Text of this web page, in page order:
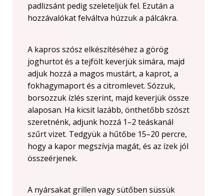
padlizsánt pedig szeleteljük fel. Ezután a
hozzávalókat felváltva húzzuk a pálcákra.
A kapros szósz elkészítéséhez a görög
joghurtot és a tejfölt keverjük simára, majd
adjuk hozzá a magos mustárt, a kaprot, a
fokhagymaport és a citromlevet. Sózzuk,
borsozzuk ízlés szerint, majd keverjük össze
alaposan. Ha kicsit lazább, önthetőbb szószt
szeretnénk, adjunk hozzá 1–2 teáskanál
szűrt vizet. Tedgyük a hűtőbe 15–20 percre,
hogy a kapor megszívja magát, és az ízek jól
összeérjenek.
A nyársakat grillen vagy sütőben süssük